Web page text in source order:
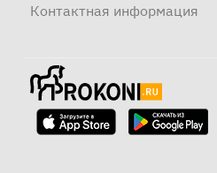
Контактная информация